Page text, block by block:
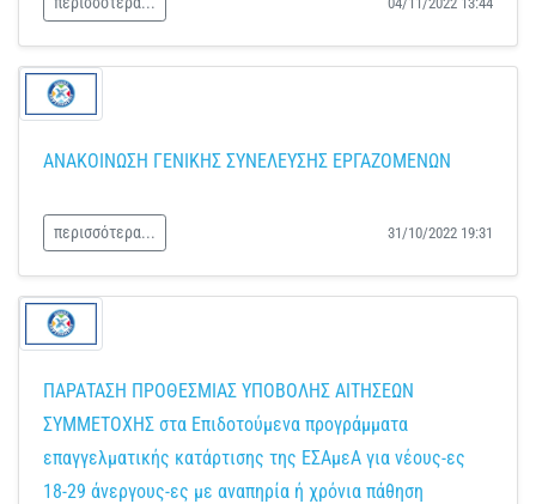
ΑΝΑΚΟΙΝΩΣΗ ΓΕΝΙΚΗΣ ΣΥΝΕΛΕΥΣΗΣ ΕΡΓΑΖΟΜΕΝΩΝ
περισσότερα... 31/10/2022 19:31
ΠΑΡΑΤΑΣΗ ΠΡΟΘΕΣΜΙΑΣ ΥΠΟΒΟΛΗΣ ΑΙΤΗΣΕΩΝ
ΣΥΜΜΕΤΟΧΗΣ στα Επιδοτούμενα προγράμματα
επαγγελματικής κατάρτισης της ΕΣΑμεΑ για νέους-ες
18-29 άνεργους-ες με αναπηρία ή χρόνια πάθηση